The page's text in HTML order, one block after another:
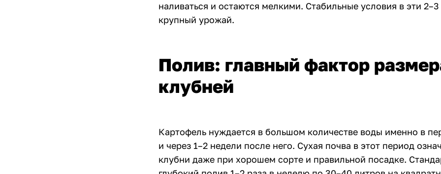
наливаться и остаются мелкими. Стабильные условия в эти
крупный урожай.
Полив: главный фактор
клубней
Картофель нуждается в большом количестве воды именно в
и через 1–2 недели после него. Сухая почва в этот период
клубни даже при хорошем сорте и правильной посадке.